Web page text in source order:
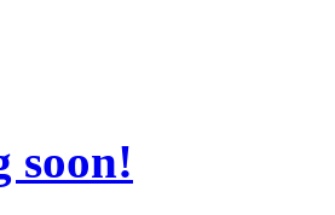
soon!